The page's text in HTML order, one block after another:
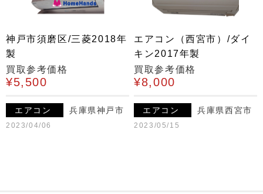
神戸市須磨区/三菱2018年
製
買取参考価格
¥5,500
エアコン 兵庫県神戸市
2023/04/06
エアコン（西宮市）/ダイ
キン2017年製
買取参考価格
¥8,000
エアコン 兵庫県西宮市
2023/05/15